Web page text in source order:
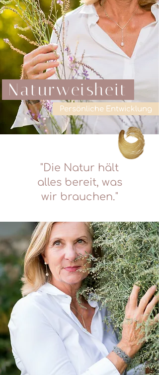
Naturweisheit
Persönliche Entwicklung
"Die Natur hält
alles bereit, was
wir brauchen."